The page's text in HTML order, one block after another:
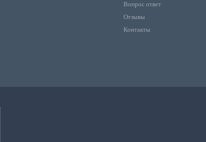
Вопрос ответ
Отзывы
Контакты